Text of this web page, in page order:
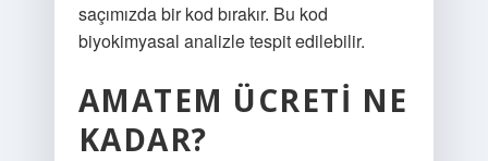
saçımızda bir kod bırakır. Bu kod
biyokimyasal analizle tespit edilebilir.
AMATEM ÜCRETI NE
KADAR?